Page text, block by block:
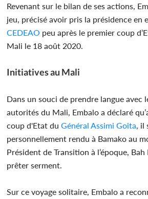
Revenant sur le bilan de ses actions,
jeu, précisé avoir pris la présidence en
CEDEAO peu après le premier coup
Mali le 18 août 2020.
Initiatives au Mali
Dans un souci de prendre langue avec
autorités du Mali, Embalo a déclaré
coup d'Etat du Général Assimi Goita ,
personnellement rendu à Bamako au
Président de Transition à l’époque,
prêter serment.
Sur ce voyage solitaire, Embalo a